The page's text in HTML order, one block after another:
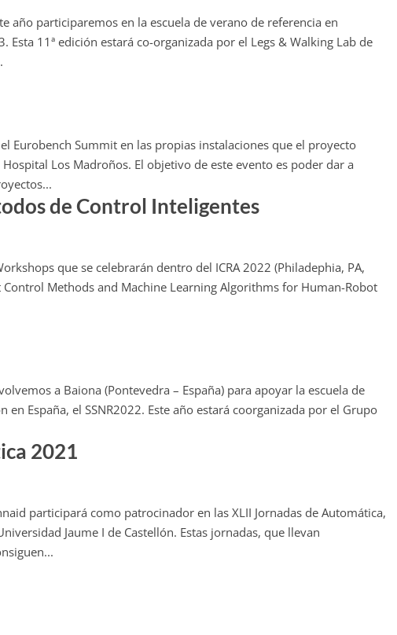
año participaremos en la escuela de verano de referencia en
Esta 11ª edición estará co-organizada por el Legs & Walking Lab de
Eurobench Summit en las propias instalaciones que el proyecto
Los Madroños. El objetivo de este evento es poder dar a
de Control Inteligentes
que se celebrarán dentro del ICRA 2022 (Philadephia, PA,
Methods and Machine Learning Algorithms for Human-Robot
a Baiona (Pontevedra – España) para apoyar la escuela de
España, el SSNR2022. Este año estará coorganizada por el Grupo
2021
participará como patrocinador en las XLII Jornadas de Automática,
Jaume I de Castellón. Estas jornadas, que llevan